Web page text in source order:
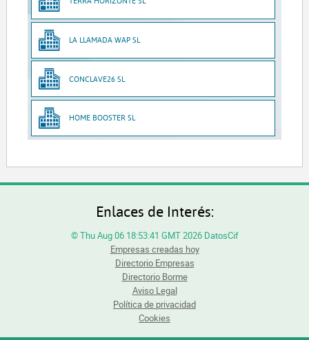
LA LLAMADA WAP SL
CONCLAVE26 SL
HOME BOOSTER SL
Enlaces de Interés:
© Thu Aug 06 18:53:41 GMT 2026 DatosCif
Empresas creadas hoy
Directorio Empresas
Directorio Borme
Aviso Legal
Política de privacidad
Cookies